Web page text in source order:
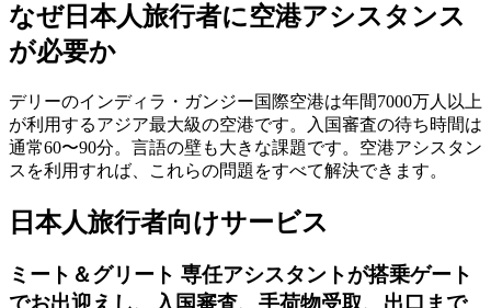
なぜ日本人旅行者に空港アシスタンス
が必要か
デリーのインディラ・ガンジー国際空港は年間7000万人以上
が利用するアジア最大級の空港です。入国審査の待ち時間は
通常60〜90分。言語の壁も大きな課題です。空港アシスタン
スを利用すれば、これらの問題をすべて解決できます。
日本人旅行者向けサービス
ミート＆グリート 専任アシスタントが搭乗ゲート